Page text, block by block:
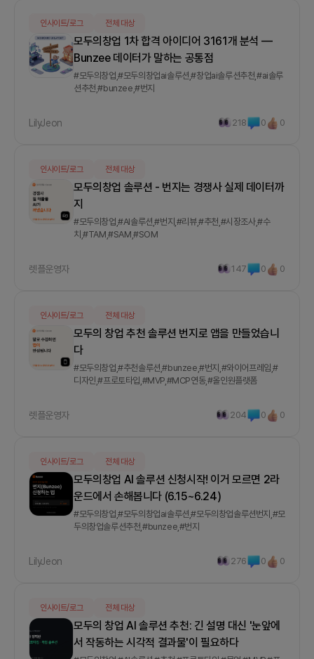
인사이트/로그 전체 대상
모두의창업 1차 합격 아이디어 3161개 분석 —
Bunzee 데이터가 말하는 공통점
#모두의창업,#모두의창업ai솔루션,#창업ai솔루션추천,#ai솔루
션추천,#bunzee,#번지
LilyJeon 218 0 0
인사이트/로그 전체 대상
모두의창업 솔루션 - 번지는 경쟁사 실제 데이터까
지
#모두의창업,#AI솔루션,#번지,#리뷰,#추천,#시장조사,#수
치,#TAM,#SAM,#SOM
렛플운영자 147 0 0
인사이트/로그 전체 대상
모두의 창업 추천 솔루션 번지로 앱을 만들었습니
다
#모두의창업,#추천솔루션,#bunzee,#번지,#와이어프레임,#
디자인,#프로토타입,#MVP,#MCP연동,#올인원플랫폼
렛플운영자 204 0 0
인사이트/로그 전체 대상
모두의창업 AI 솔루션 신청시작! 이거 모르면 2라
운드에서 손해봅니다 (6.15~6.24)
#모두의창업,#모두의창업ai솔루션,#모두의창업솔루션번지,#모
두의창업솔루션추천,#bunzee,#번지
LilyJeon 276 0 0
인사이트/로그 전체 대상
모두의 창업 AI 솔루션 추천: 긴 설명 대신 '눈앞에
서 작동하는 시각적 결과물'이 필요하다